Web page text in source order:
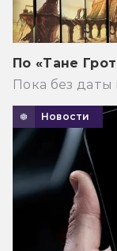
По «Тане
Пока без даты
Новости